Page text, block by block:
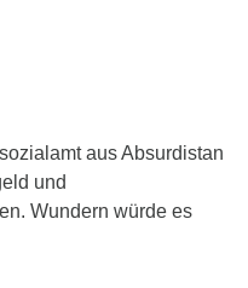
aus Absurdistan
und
Wundern würde es